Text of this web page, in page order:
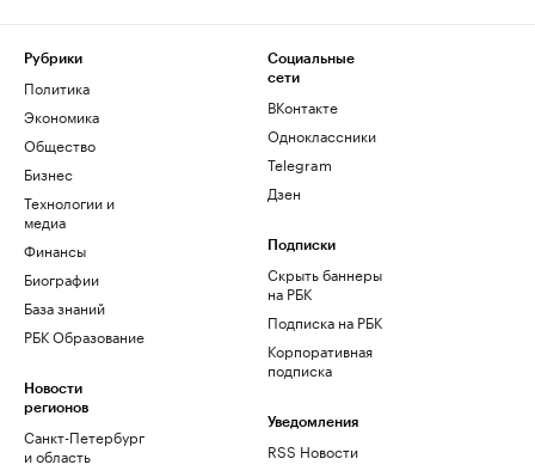
Рубрики
Политика
Экономика
Общество
Бизнес
Технологии и
медиа
Финансы
Биографии
База знаний
РБК Образование
Новости
регионов
Санкт-Петербург
и область
Социальные
сети
ВКонтакте
Одноклассники
Telegram
Дзен
Подписки
Скрыть баннеры
на РБК
Подписка на РБК
Корпоративная
подписка
Уведомления
RSS Новости